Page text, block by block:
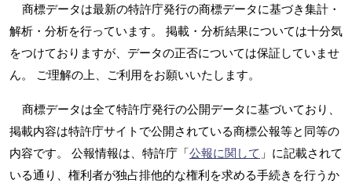
商標データは最新の特許庁発行の商標データに基づき集計・
解析・分析を行っています。 掲載・分析結果については十分気
をつけておりますが、データの正否については保証していませ
ん。 ご理解の上、ご利用をお願いいたします。
商標データは全て特許庁発行の公開データに基づいており、
掲載内容は特許庁サイトで公開されている商標公報等と同等の
内容です。 公報情報は、特許庁「公報に関して 」に記載されて
いる通り、権利者が独占排他的な権利を求める手続きを行うか